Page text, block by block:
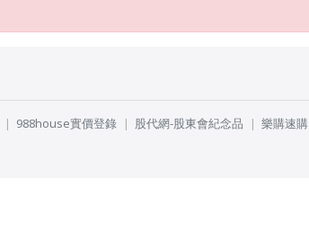
988house實價登錄 股代網-股東會紀念品
樂購速購